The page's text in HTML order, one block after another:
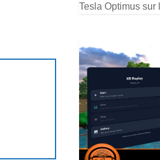
Tesla Optimus sur